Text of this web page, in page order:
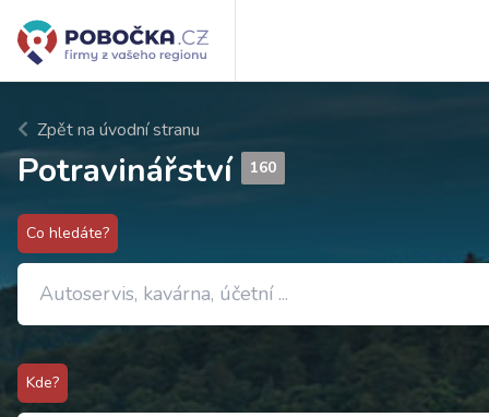
Zpět na úvodní stranu
Potravinářství 160
Co hledáte?
Kde?